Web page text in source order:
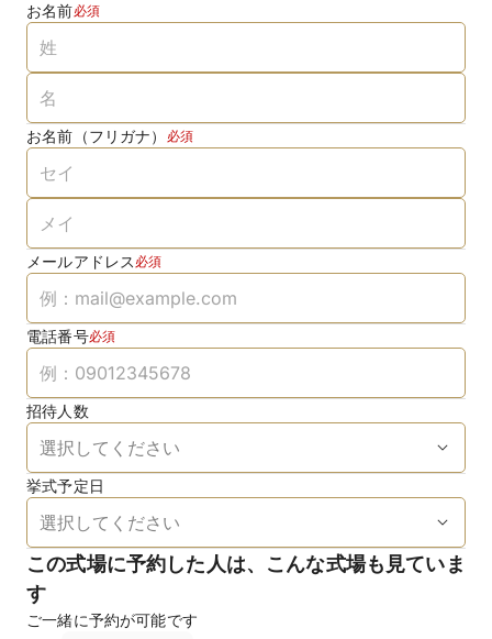
お名前必須
お名前（フリガナ） 必須
メールアドレス 必須
電話番号必須
招待人数
挙式予定日
この式場に予約した人は、こんな式場も見ていま
す
ご一緒に予約が可能です